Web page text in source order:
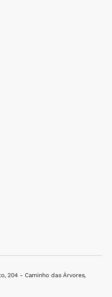
204 - Caminho das Árvores,